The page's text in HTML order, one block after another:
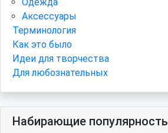
Одежда
Аксессуары
Терминология
Как это было
Идеи для творчества
Для любознательных
Набирающие популярность